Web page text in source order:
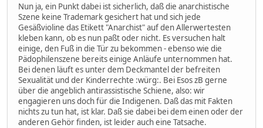
Nun ja, ein Punkt dabei ist sicherlich, daß die anarchistische
Szene keine Trademark gesichert hat und sich jede
Gesäßvioline das Etikett "Anarchist" auf den Allerwertesten
kleben kann, ob es nun paßt oder nicht. Es versuchen halt
einige, den Fuß in die Tür zu bekommen - ebenso wie die
Pädophilenszene bereits einige Anläufe unternommen hat.
Bei denen läuft es unter dem Deckmantel der befreiten
Sexualität und der Kinderrechte :würg:. Bei Esos zB gerne
über die angeblich antirassistische Schiene, also: wir
engagieren uns doch für die Indigenen. Daß das mit Fakten
nichts zu tun hat, ist klar. Daß sie dabei bei dem einen oder der
anderen Gehör finden, ist leider auch eine Tatsache.